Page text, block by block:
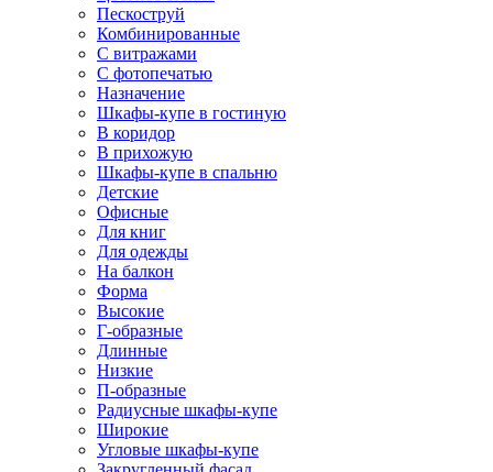
Пескоструй
Комбинированные
С витражами
С фотопечатью
Назначение
Шкафы-купе в гостиную
В коридор
В прихожую
Шкафы-купе в спальню
Детские
Офисные
Для книг
Для одежды
На балкон
Форма
Высокие
Г-образные
Длинные
Низкие
П-образные
Радиусные шкафы-купе
Широкие
Угловые шкафы-купе